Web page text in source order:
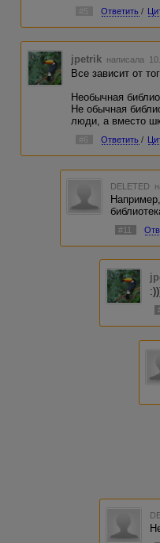
Ответить /
jpetrik написала
Все зависит от
Необычная
Не обычная
люди, а вместо
#6 Ответить /
DELETED
#11